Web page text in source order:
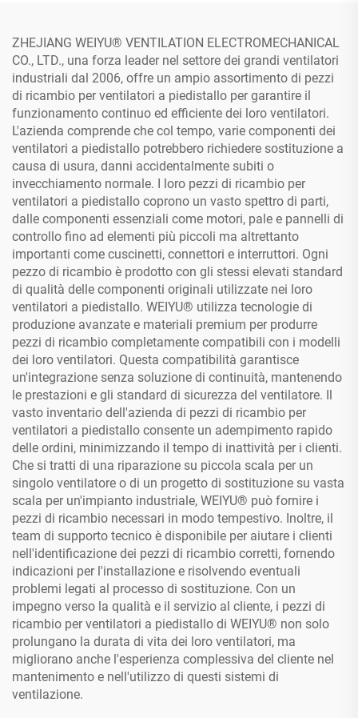
ZHEJIANG WEIYU® VENTILATION ELECTROMECHANICAL
CO., LTD., una forza leader nel settore dei grandi ventilatori
industriali dal 2006, offre un ampio assortimento di pezzi
di ricambio per ventilatori a piedistallo per garantire il
funzionamento continuo ed efficiente dei loro ventilatori.
L'azienda comprende che col tempo, varie componenti dei
ventilatori a piedistallo potrebbero richiedere sostituzione a
causa di usura, danni accidentalmente subiti o
invecchiamento normale. I loro pezzi di ricambio per
ventilatori a piedistallo coprono un vasto spettro di parti,
dalle componenti essenziali come motori, pale e pannelli di
controllo fino ad elementi più piccoli ma altrettanto
importanti come cuscinetti, connettori e interruttori. Ogni
pezzo di ricambio è prodotto con gli stessi elevati standard
di qualità delle componenti originali utilizzate nei loro
ventilatori a piedistallo. WEIYU® utilizza tecnologie di
produzione avanzate e materiali premium per produrre
pezzi di ricambio completamente compatibili con i modelli
dei loro ventilatori. Questa compatibilità garantisce
un'integrazione senza soluzione di continuità, mantenendo
le prestazioni e gli standard di sicurezza del ventilatore. Il
vasto inventario dell'azienda di pezzi di ricambio per
ventilatori a piedistallo consente un adempimento rapido
delle ordini, minimizzando il tempo di inattività per i clienti.
Che si tratti di una riparazione su piccola scala per un
singolo ventilatore o di un progetto di sostituzione su vasta
scala per un'impianto industriale, WEIYU® può fornire i
pezzi di ricambio necessari in modo tempestivo. Inoltre, il
team di supporto tecnico è disponibile per aiutare i clienti
nell'identificazione dei pezzi di ricambio corretti, fornendo
indicazioni per l'installazione e risolvendo eventuali
problemi legati al processo di sostituzione. Con un
impegno verso la qualità e il servizio al cliente, i pezzi di
ricambio per ventilatori a piedistallo di WEIYU® non solo
prolungano la durata di vita dei loro ventilatori, ma
migliorano anche l'esperienza complessiva del cliente nel
mantenimento e nell'utilizzo di questi sistemi di
ventilazione.